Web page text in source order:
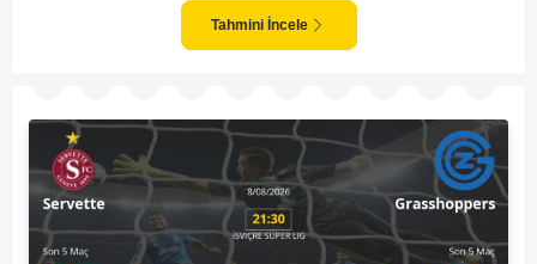
ve seyirci desteğini arkasına alarak gol yollarında etkili olması, maçın
seyrini değiştirebilecek bir faktör olarak değerlendiriliyor. Bununla birlikte,
Baltika'nın savunma direncini kırabilmesi, maçı daha heyecanlı hale
Tahmini İncele